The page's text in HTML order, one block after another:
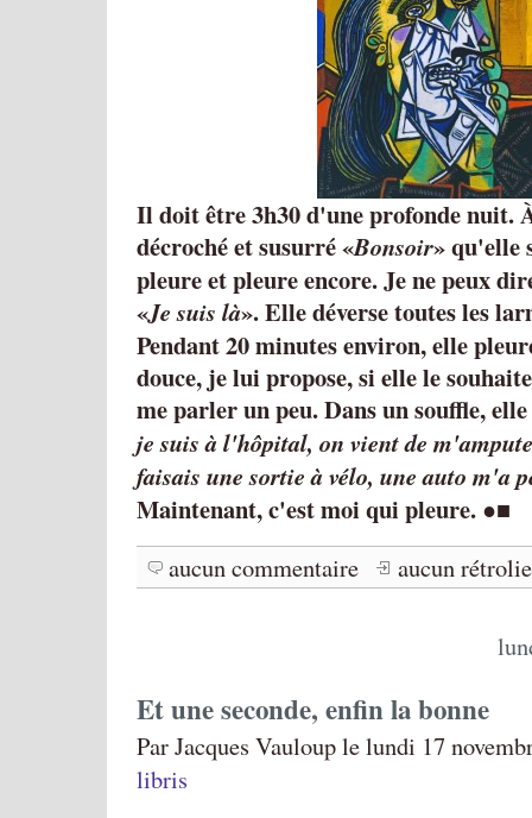
Il doit être 3h30 d'une profonde nuit.
décroché et susurré Bonsoir qu'elle
pleure et pleure encore. Je ne peux
Je suis là . Elle déverse toutes les
Pendant 20 minutes environ, elle
douce, je lui propose, si elle le
me parler un peu. Dans un souffle,
je suis à l'hôpital, on vient de
faisais une sortie à vélo, une auto m'a
Maintenant, c'est moi qui pleure. ●■
aucun commentaire
aucun
Et une seconde, enfin la bonne
Par Jacques Vauloup le lundi 17
libris